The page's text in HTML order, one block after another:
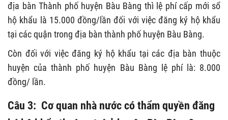
địa bàn Thành phố huyện Bàu Bàng thì lệ phí cấp mới sổ
hộ khẩu là 15.000 đồng/lần đối với việc đăng ký hộ khẩu
tại các quận trong địa bàn thành phố huyện Bàu Bàng.
Còn đối với việc đăng ký hộ khẩu tại các địa bàn thuộc
huyện của thành phố huyện Bàu Bàng lệ phí là: 8.000
đồng/ lần.
Câu 3: Cơ quan nhà nước có thẩm quyền đăng